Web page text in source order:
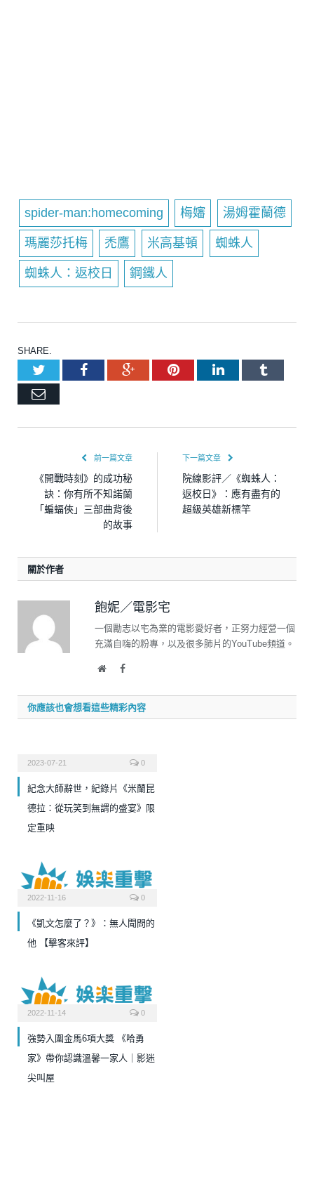
spider-man:homecoming 梅嬸 湯姆霍蘭德
瑪麗莎托梅 禿鷹 米高基頓 蜘蛛人
蜘蛛人：返校日 鋼鐵人
SHARE.
TwitterFacebookGoogle+PinterestLinkedInTumblr
Email
前一篇文章
《開戰時刻》的成功秘
訣：你有所不知諾蘭
「蝙蝠俠」三部曲背後
的故事
下一篇文章
院線影評／《蜘蛛人：
返校日》：應有盡有的
超級英雄新標竿
關於作者
飽妮／電影宅
一個勵志以宅為業的電影愛好者，正努力經營一個
充滿自嗨的粉專，以及很多肺片的YouTube頻道。
WebsiteFacebook
你應該也會想看這些精彩內容
2023-07-21 0
紀念大師辭世，紀錄片《米蘭昆
德拉：從玩笑到無謂的盛宴》限
定重映
2022-11-16 0
《凱文怎麼了？》：無人聞問的
他 【擊客來評】
2022-11-14 0
強勢入圍金馬6項大獎 《哈勇
家》帶你認識溫馨一家人｜影迷
尖叫屋